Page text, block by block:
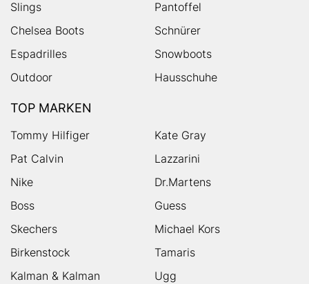
Slings
Pantoffel
Chelsea Boots
Schnürer
Espadrilles
Snowboots
Outdoor
Hausschuhe
TOP MARKEN
Tommy Hilfiger
Kate Gray
Pat Calvin
Lazzarini
Nike
Dr.Martens
Boss
Guess
Skechers
Michael Kors
Birkenstock
Tamaris
Kalman & Kalman
Ugg